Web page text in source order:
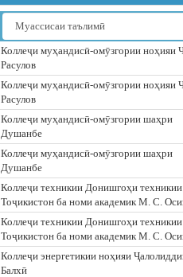
Коллеҷи муҳандисӣ‐омӯзгории ноҳияи
Расулов
Коллеҷи муҳандисӣ‐омӯзгории ноҳияи
Расулов
Коллеҷи муҳандисӣ‐омӯзгории шаҳри
Душанбе
Коллеҷи муҳандисӣ‐омӯзгории шаҳри
Душанбе
Коллеҷи техникии Донишгоҳи техникии
Тоҷикистон ба номи академик М. С.
Коллеҷи техникии Донишгоҳи техникии
Тоҷикистон ба номи академик М. С.
Коллеҷи энергетикии ноҳияи
Балхӣ